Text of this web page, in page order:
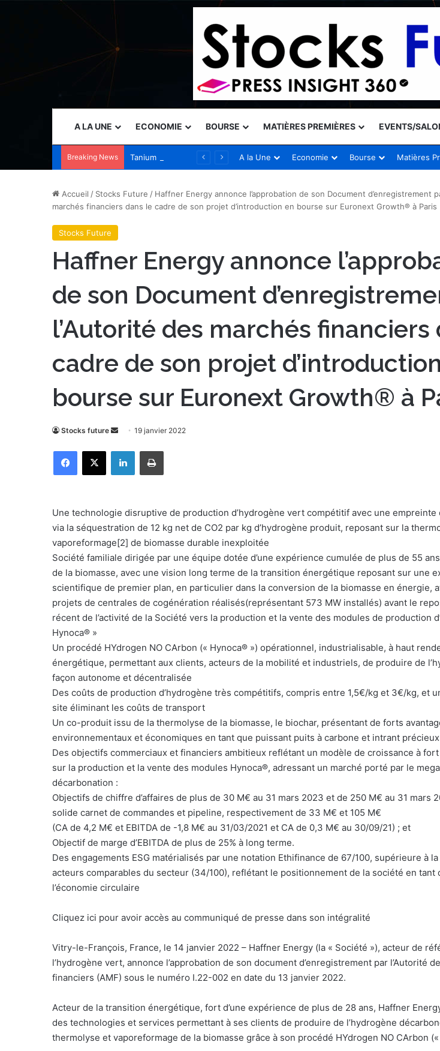
A LA UNE ECONOMIE BOURSE MATIÈRES PREMIÈRES EVENTS/
Breaking News A la Une Economie Bourse Matières
Accueil / Stocks Future / Haffner Energy annonce l’approbation de son Document d’enregistrement
marchés financiers dans le cadre de son projet d’introduction en bourse sur Euronext Growth® à Paris
Stocks Future
Haffner Energy annonce
de son Document
l’Autorité des marchés financiers
cadre de son projet
bourse sur Euronext Growth® à
Stocks future
v
o
r
u
n
c
o
u
r
r
e
l
19 janvier 2022
Une technologie disruptive de production d’hydrogène vert compétitif avec une empreinte
via la séquestration de 12 kg net de CO2 par kg d’hydrogène produit, reposant sur la
vaporeformage[2] de biomasse durable inexploitée ​​
Société familiale dirigée par une équipe dotée d’une expérience cumulée de plus de 55
de la biomasse, avec une vision long terme de la transition énergétique reposant sur une
scientifique de premier plan, en particulier dans la conversion de la biomasse en énergie,
projets de centrales de cogénération réalisés(représentant 573 MW installés) avant le
récent de l’activité de la Société vers la production et la vente des modules de production
Hynoca® »
Un procédé HYdrogen NO CArbon (« Hynoca® ») opérationnel, industrialisable, à haut
énergétique, permettant aux clients, acteurs de la mobilité et industriels, de produire de
façon autonome et décentralisée
Des coûts de production d’hydrogène très compétitifs, compris entre 1,5€/kg et 3€/kg, et
site éliminant les coûts de transport
Un co-produit issu de la thermolyse de la biomasse, le biochar, présentant de forts
environnementaux et économiques en tant que puissant puits à carbone et intrant
Des objectifs commerciaux et financiers ambitieux reflétant un modèle de croissance à
sur la production et la vente des modules Hynoca®, adressant un marché porté par le
décarbonation :
Objectifs de chiffre d’affaires de plus de 30 M€ au 31 mars 2023 et de 250 M€ au 31 mars
solide carnet de commandes et pipeline, respectivement de 33 M€ et 105 M€
(CA de 4,2 M€ et EBITDA de -1,8 M€ au 31/03/2021 et CA de 0,3 M€ au 30/09/21) ; et
Objectif de marge d’EBITDA de plus de 25% à long terme.
Des engagements ESG matérialisés par une notation Ethifinance de 67/100, supérieure à
acteurs comparables du secteur (34/100), reflétant le positionnement de la société en tant
l’économie circulaire
Cliquez ici pour avoir accès au communiqué de presse dans son intégralité
Vitry-le-François, France, le 14 janvier 2022 – Haffner Energy (la « Société »), acteur de
l’hydrogène vert, annonce l’approbation de son document d’enregistrement par l’Autorité
financiers (AMF) sous le numéro I.22-002 en date du 13 janvier 2022.
Acteur de la transition énergétique, fort d’une expérience de plus de 28 ans, Haffner
des technologies et services permettant à ses clients de produire de l’hydrogène
thermolyse et vaporeformage de la biomasse grâce à son procédé HYdrogen NO CArbon